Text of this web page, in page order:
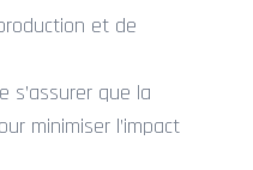
et de
s’assurer que la
minimiser l’impact